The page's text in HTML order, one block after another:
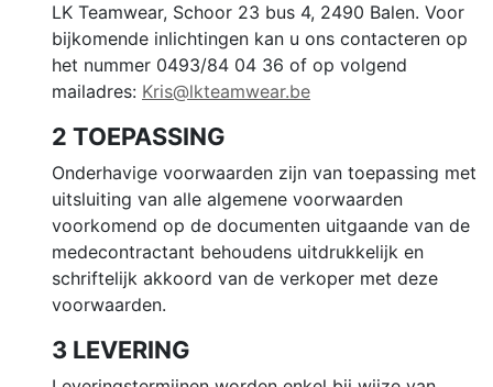
LK Teamwear, Schoor 23 bus 4, 2490 Balen. Voor
bijkomende inlichtingen kan u ons contacteren op
het nummer 0493/84 04 36 of op volgend
mailadres: Kris@lkteamwear.be
2 TOEPASSING
Onderhavige voorwaarden zijn van toepassing met
uitsluiting van alle algemene voorwaarden
voorkomend op de documenten uitgaande van de
medecontractant behoudens uitdrukkelijk en
schriftelijk akkoord van de verkoper met deze
voorwaarden.
3 LEVERING